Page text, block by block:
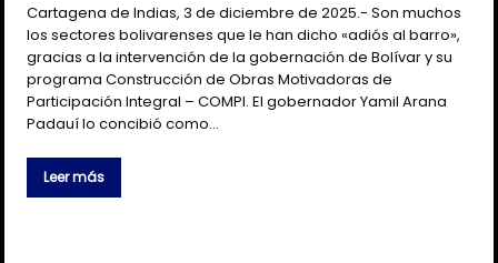
Cartagena de Indias, 3 de diciembre de 2025.- Son muchos
los sectores bolivarenses que le han dicho «adiós al barro»,
gracias a la intervención de la gobernación de Bolívar y su
programa Construcción de Obras Motivadoras de
Participación Integral – COMPI. El gobernador Yamil Arana
Padauí lo concibió como…
Leer más